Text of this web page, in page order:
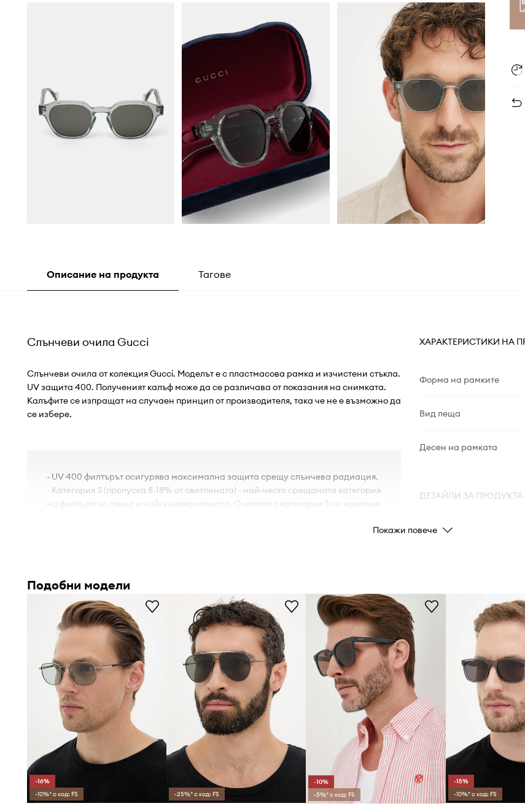
Описание на продукта Тагове
Слънчеви очила Gucci
Слънчеви очила от колекция Gucci. Моделът е с пластмасова рамка и изчистени стъкла.
UV защита 400. Полученият калъф може да се различава от показания на снимката.
Калъфите се изпращат на случаен принцип от производителя, така че не е възможно да
се избере.
- UV 400 филтърът осигурява максимална защита срещу слънчева радиация.
- Категория 3 (пропуска 8-18% от светлината) - най-често срещаната категория
на филтъра за сянка и най-универсалната. Очилата с категория 3 са идеални
- Мерките се отнасят за размер: 50.
ХАРАКТЕРИСТИКИ НА
Форма на рамките
Вид леща
Десен на рамката
ДЕТАЙЛИ ЗА ПРОДУКТА
Код на
производителя
Код на продукта
Покажи повече
Подобни модели
-16%
-10%* с код: FS
-25%* с код: FS
-10%
-5%* с код: FS
-15%
-10%* с код: FS